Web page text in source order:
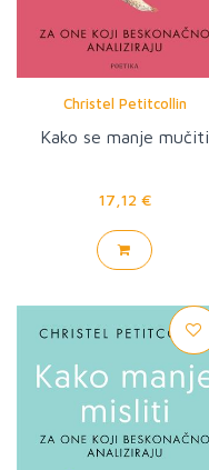
Christel Petitcollin
Kako se manje mučiti
17,12 €